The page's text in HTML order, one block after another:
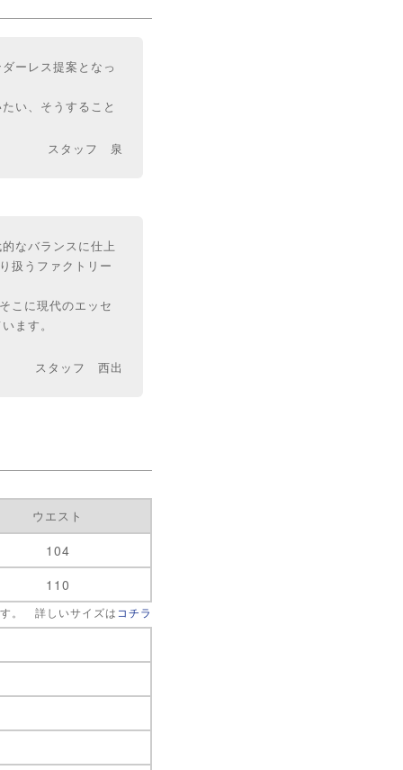
ーレス提案となっ
い、そうすること
スタッフ 泉
なバランスに仕上
扱うファクトリー
こに現代のエッセ
ます。
スタッフ 西出
ウエスト
104
110
。 詳しいサイズは コチラ